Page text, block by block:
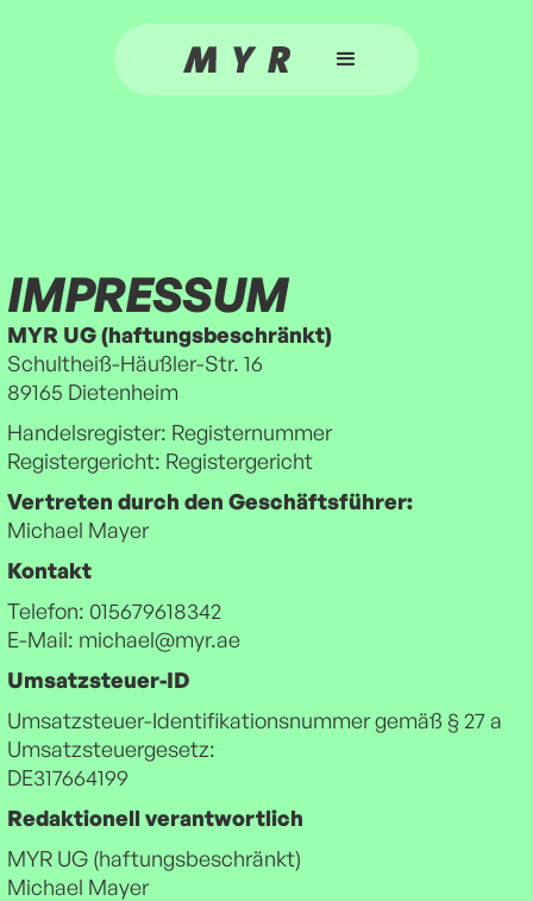
IMPRESSUM
MYR UG (haftungsbeschränkt)
Schultheiß-Häußler-Str. 16
89165 Dietenheim
Handelsregister: Registernummer
Registergericht: Registergericht
Vertreten durch den Geschäftsführer:
Michael Mayer
Kontakt
Telefon: ‭015679618342‬
E-Mail: michael@myr.ae
Umsatzsteuer-ID
Umsatzsteuer-Identifikationsnummer gemäß § 27 a
Umsatzsteuergesetz:
DE317664199
Redaktionell verantwortlich
MYR UG (haftungsbeschränkt)
Michael Mayer